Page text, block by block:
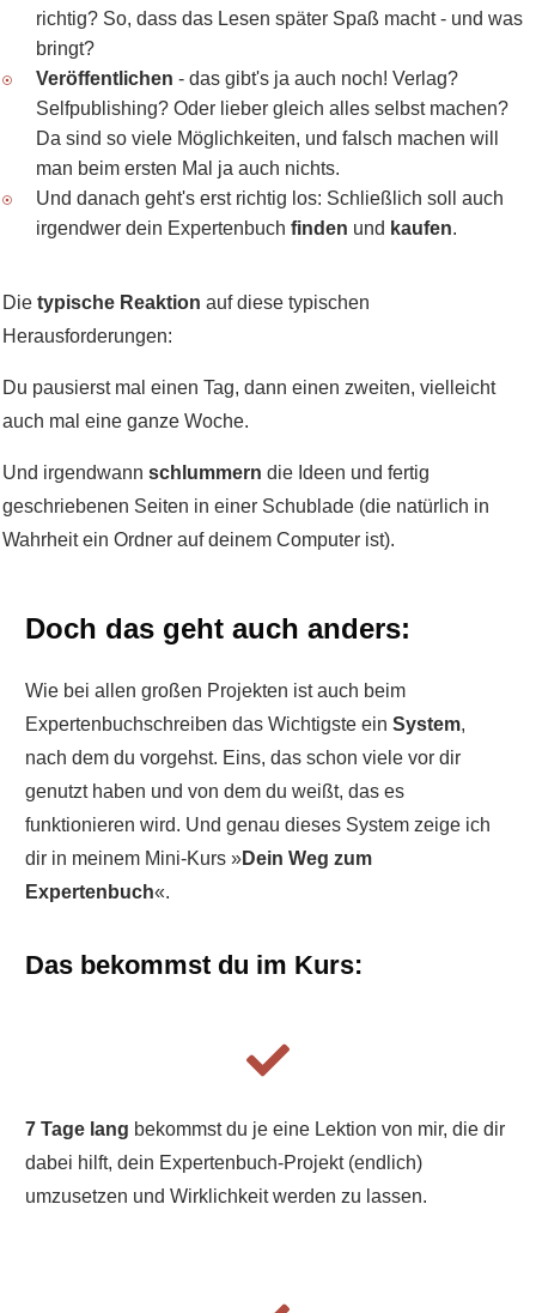
richtig? So, dass das Lesen später Spaß macht - und was
bringt?
Veröffentlichen - das gibt's ja auch noch! Verlag?
Selfpublishing? Oder lieber gleich alles selbst machen?
Da sind so viele Möglichkeiten, und falsch machen will
man beim ersten Mal ja auch nichts.
Und danach geht's erst richtig los: Schließlich soll auch
irgendwer dein Expertenbuch finden und kaufen.
Die typische Reaktion auf diese typischen
Herausforderungen:
Du pausierst mal einen Tag, dann einen zweiten, vielleicht
auch mal eine ganze Woche.
Und irgendwann schlummern die Ideen und fertig
geschriebenen Seiten in einer Schublade (die natürlich in
Wahrheit ein Ordner auf deinem Computer ist).
Doch das geht auch anders:
Wie bei allen großen Projekten ist auch beim
Expertenbuchschreiben das Wichtigste ein System,
nach dem du vorgehst. Eins, das schon viele vor dir
genutzt haben und von dem du weißt, das es
funktionieren wird. Und genau dieses System zeige ich
dir in meinem Mini-Kurs »Dein Weg zum
Expertenbuch«.
Das bekommst du im Kurs:
7 Tage lang bekommst du je eine Lektion von mir, die dir
dabei hilft, dein Expertenbuch-Projekt (endlich)
umzusetzen und Wirklichkeit werden zu lassen.